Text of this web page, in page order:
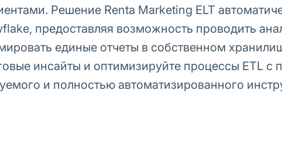
Решение Renta Marketing ELT
предоставляя возможность проводить
единые отчеты в собственном
инсайты и оптимизируйте процессы ETL
и полностью автоматизированного